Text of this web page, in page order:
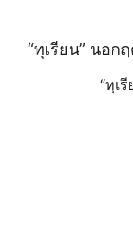
“ทุเรียน” นอก
“ทุเ